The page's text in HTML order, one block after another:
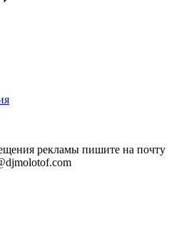
рекламы пишите на почту